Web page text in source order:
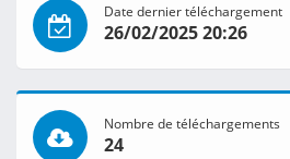
Date dernier téléchargement
26/02/2025 20:26
Nombre de téléchargements
24